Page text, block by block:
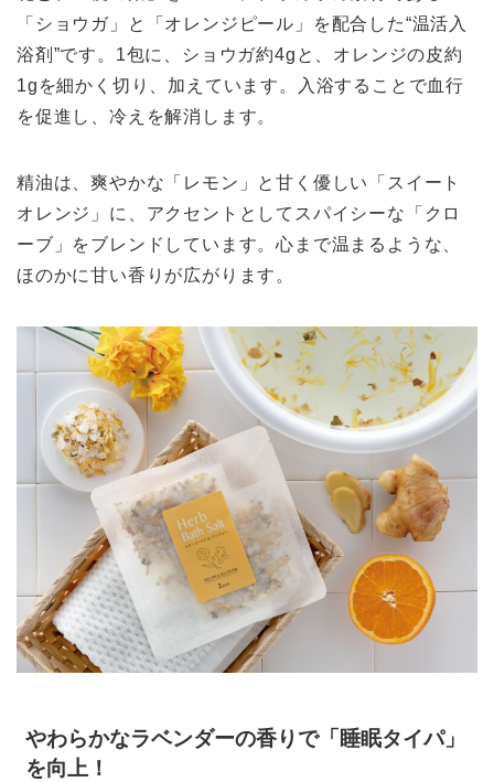
「ショウガ」と「オレンジピール」を配合した“温活入
浴剤”です。1包に、ショウガ約4gと、オレンジの皮約
1gを細かく切り、加えています。入浴することで血行
を促進し、冷えを解消します。
精油は、爽やかな「レモン」と甘く優しい「スイート
オレンジ」に、アクセントとしてスパイシーな「クロ
ーブ」をブレンドしています。心まで温まるような、
ほのかに甘い香りが広がります。
やわらかなラベンダーの香りで「睡眠タイパ」
を向上！